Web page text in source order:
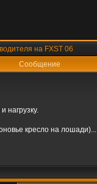
на FXST 06
Сообщение
нагрузку.
кресло на лошади)...